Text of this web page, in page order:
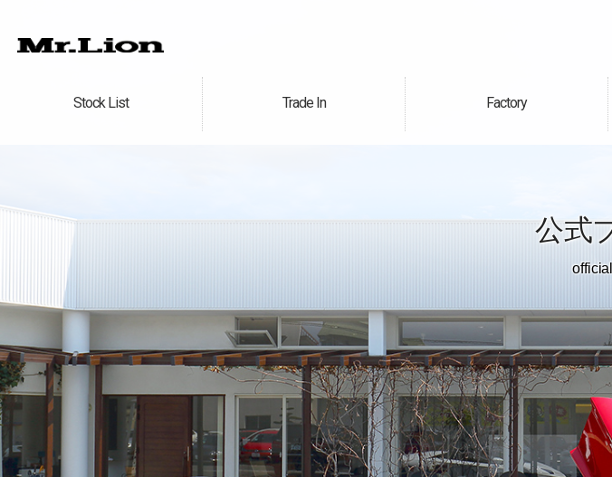
Stock List
在庫車情報 Trade In
買取無料査定 Factory
自社工場
公式